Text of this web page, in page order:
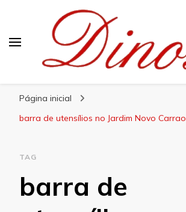
Página inicial
barra de utensílios no Jardim Novo Carrao
TAG
barra de